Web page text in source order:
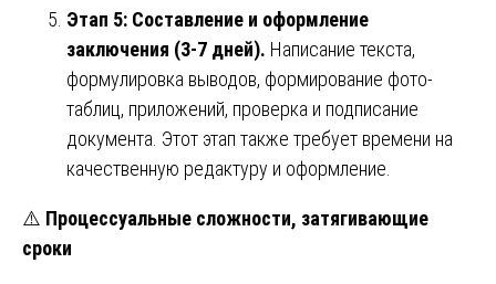
Этап 5: Составление и оформление
заключения (3-7 дней). Написание текста,
формулировка выводов, формирование фото-
таблиц, приложений, проверка и подписание
документа. Этот этап также требует времени на
качественную редактуру и оформление.
⚠️ Процессуальные сложности, затягивающие
сроки